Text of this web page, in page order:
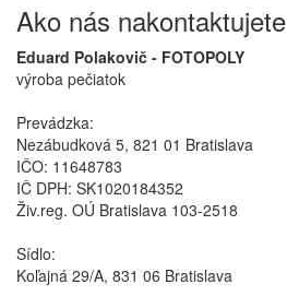
Ako nás nakontaktujete
Eduard Polakovič - FOTOPOLY
výroba pečiatok
Prevádzka:
Nezábudková 5, 821 01 Bratislava
IČO: 11648783
IČ DPH: SK1020184352
Živ.reg. OÚ Bratislava 103-2518
Sídlo:
Koľajná 29/A, 831 06 Bratislava